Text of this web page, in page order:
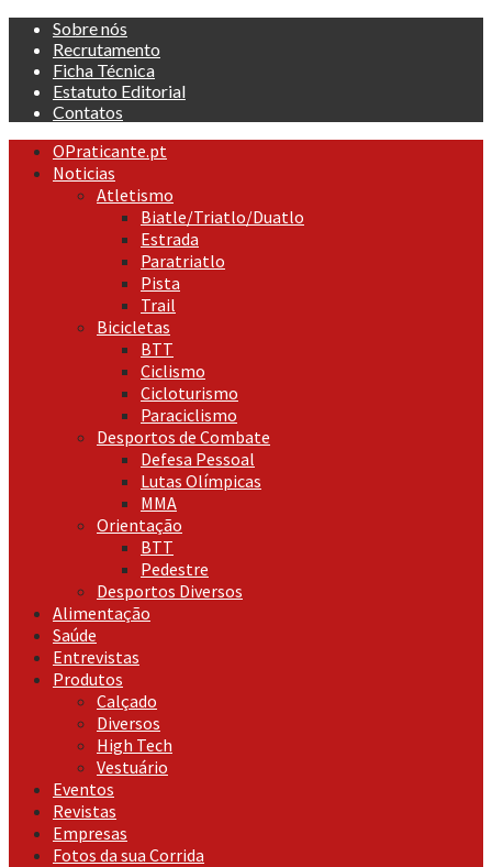
Skip
content
Sobre nós
Recrutamento
Ficha Técnica
Estatuto Editorial
Contatos
Primary
Menu
OPraticante.pt
Noticias
Atletismo
Biatle/Triatlo/Duatlo
Estrada
Paratriatlo
Pista
Trail
Bicicletas
BTT
Ciclismo
Cicloturismo
Paraciclismo
Desportos de Combate
Defesa Pessoal
Lutas Olímpicas
MMA
Orientação
BTT
Pedestre
Desportos Diversos
Alimentação
Saúde
Entrevistas
Produtos
Calçado
Diversos
High Tech
Vestuário
Eventos
Revistas
Empresas
Fotos da sua Corrida